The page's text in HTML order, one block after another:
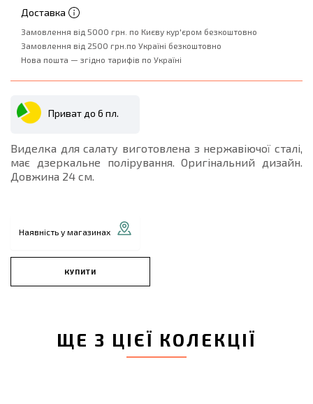
Доставка
Замовлення від 5000 грн. по Києву кур'єром безкоштовно
Замовлення від 2500 грн.по Україні безкоштовно
Нова пошта — згідно тарифів по Україні
Приват до 6 пл.
Виделка для салату виготовлена з нержавіючої сталі,
має дзеркальне полірування. Оригінальний дизайн.
Довжина 24 см.
Наявність у магазинах
КУПИТИ
ЩЕ З ЦІЄЇ КОЛЕКЦІЇ